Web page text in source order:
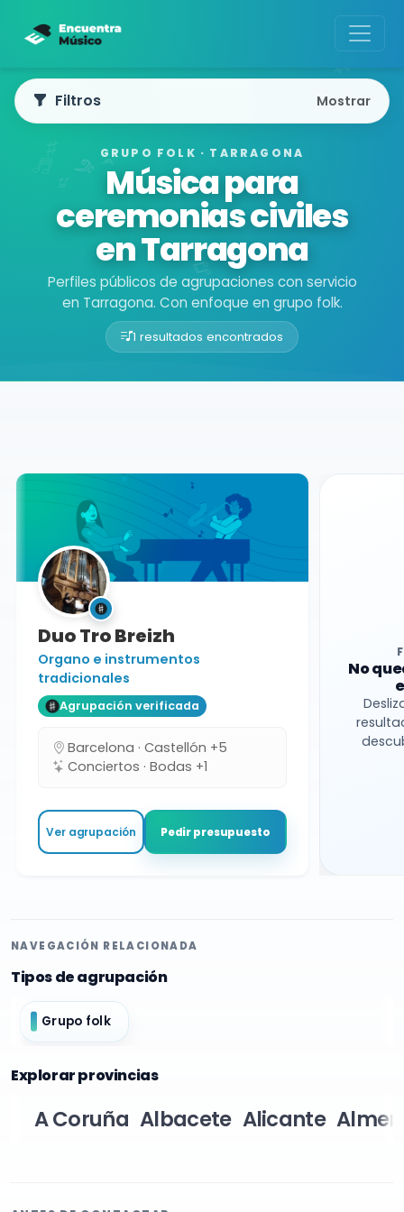
GRUPO FOLK · TARRAGONA
Música para
ceremonias civiles
en Tarragona
Perfiles públicos de agrupaciones con servicio
en Tarragona. Con enfoque en grupo folk.
1 resultados encontrados
Buscador de músicos
Filtros Mostrar
Duo Tro Breizh
Organo e instrumentos
tradicionales
Agrupación verificada
Barcelona · Castellón +5
Conciertos · Bodas +1
Ver agrupación Pedir presupuesto
No
NAVEGACIÓN RELACIONADA
Tipos de agrupación
Grupo folk
Explorar provincias
A Coruña Albacete Alicante